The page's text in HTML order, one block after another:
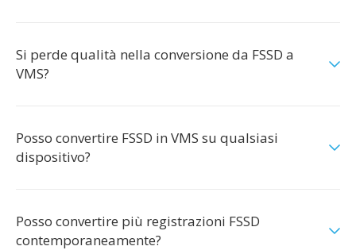
Si perde qualità nella conversione da FSSD a
VMS?
Posso convertire FSSD in VMS su qualsiasi
dispositivo?
Posso convertire più registrazioni FSSD
contemporaneamente?